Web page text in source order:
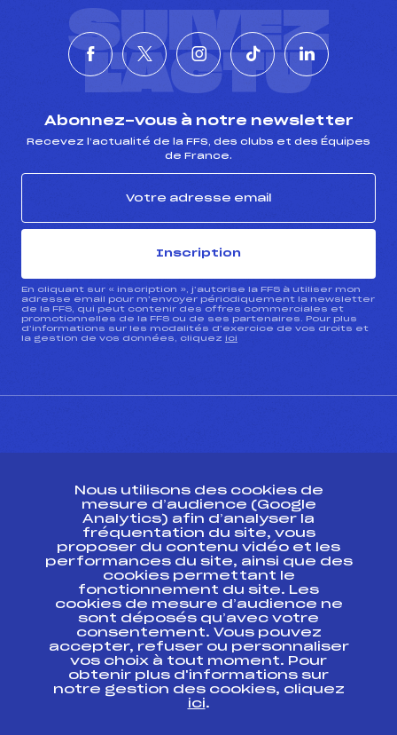
SUIVEZ
L'ACTU
Abonnez-vous à notre newsletter
Recevez l’actualité de la FFS, des clubs et des Équipes
de France.
Inscription
En cliquant sur « inscription », j’autorise la FFS à utiliser mon
adresse email pour m’envoyer périodiquement la newsletter
de la FFS, qui peut contenir des offres commerciales et
promotionnelles de la FFS ou de ses partenaires. Pour plus
d’informations sur les modalités d’exercice de vos droits et
la gestion de vos données, cliquez ici
ESPACE PRESSE
Ressources
Pass’Neige
Projet sportif fédéral
Projet de performance fédéral
Antidopage
Pôle Développement, Formation, Suivi
Scientifique
Listes ministérielles
Pôle vie de l’athlète
Nous utilisons des cookies de
mesure d’audience (Google
Analytics) afin d’analyser la
fréquentation du site, vous
proposer du contenu vidéo et les
performances du site, ainsi que des
cookies permettant le
fonctionnement du site. Les
cookies de mesure d’audience ne
sont déposés qu’avec votre
consentement. Vous pouvez
accepter, refuser ou personnaliser
vos choix à tout moment. Pour
obtenir plus d'informations sur
notre gestion des cookies, cliquez
ici.